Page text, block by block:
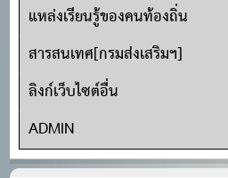
แหล่งเรียนรู้ของคนท้องถิ่น
สารสนเทศ[กรมส่งเสริมฯ]
ลิงก์เว็บไซต์อื่น
ADMIN